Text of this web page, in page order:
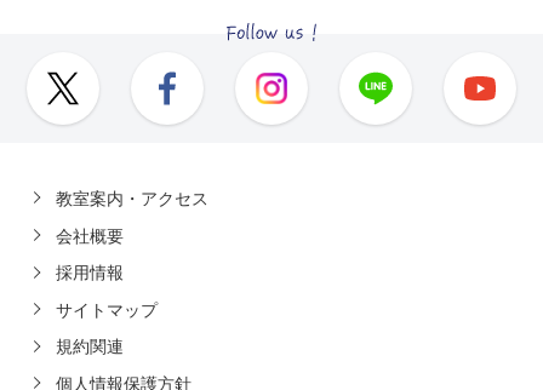
教室案内・アクセス
会社概要
採用情報
サイトマップ
規約関連
個人情報保護方針